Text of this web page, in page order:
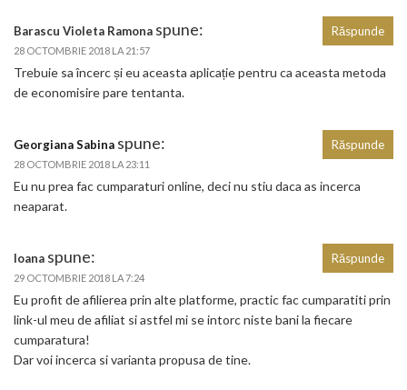
Barascu Violeta Ramona spune:
28 OCTOMBRIE 2018 LA 21:57
Trebuie sa încerc și eu aceasta aplicație pentru ca aceasta metoda
de economisire pare tentanta.
Răspunde
Georgiana Sabina spune:
28 OCTOMBRIE 2018 LA 23:11
Eu nu prea fac cumparaturi online, deci nu stiu daca as incerca
neaparat.
Răspunde
Ioana spune:
29 OCTOMBRIE 2018 LA 7:24
Eu profit de afilierea prin alte platforme, practic fac cumparatiti prin
link-ul meu de afiliat si astfel mi se intorc niste bani la fiecare
cumparatura!
Dar voi incerca si varianta propusa de tine.
Răspunde